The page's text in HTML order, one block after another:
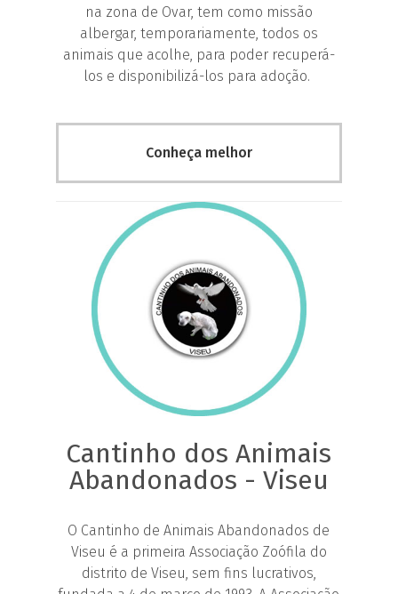
na zona de Ovar, tem como missão
albergar, temporariamente, todos os
animais que acolhe, para poder recuperá-
los e disponibilizá-los para adoção.
Conheça melhor
Cantinho dos Animais
Abandonados - Viseu
O Cantinho de Animais Abandonados de
Viseu é a primeira Associação Zoófila do
distrito de Viseu, sem fins lucrativos,